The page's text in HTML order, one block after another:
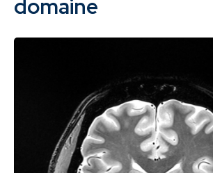
domaine